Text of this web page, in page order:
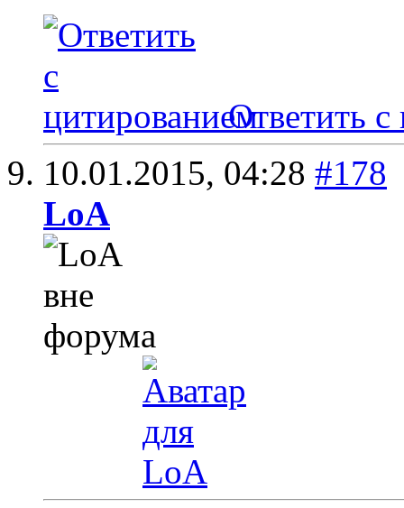
Ответить с
10.01.2015, 04:28 #178
LoA